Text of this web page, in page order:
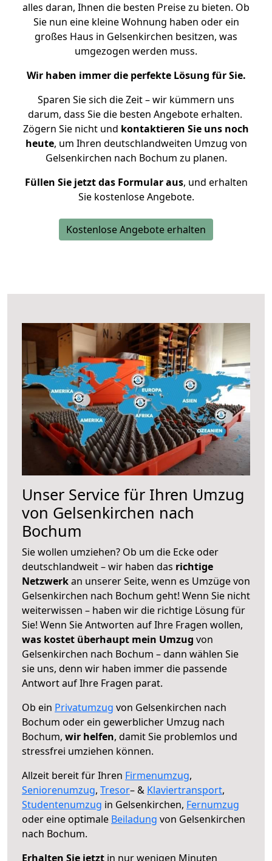
alles daran, Ihnen die besten Preise zu bieten. Ob
Sie nun eine kleine Wohnung haben oder ein
großes Haus in Gelsenkirchen besitzen, was
umgezogen werden muss.
Wir haben immer die perfekte Lösung für Sie.
Sparen Sie sich die Zeit – wir kümmern uns
darum, dass Sie die besten Angebote erhalten.
Zögern Sie nicht und kontaktieren Sie uns noch
heute, um Ihren deutschlandweiten Umzug von
Gelsenkirchen nach Bochum zu planen.
Füllen Sie jetzt das Formular aus, und erhalten
Sie kostenlose Angebote.
Kostenlose Angebote erhalten
Unser Service für Ihren Umzug
von Gelsenkirchen nach
Bochum
Sie wollen umziehen? Ob um die Ecke oder
deutschlandweit – wir haben das richtige
Netzwerkan unserer Seite, wenn es Umzüge von
Gelsenkirchen nach Bochum geht! Wenn Sie nicht
weiterwissen – haben wir die richtige Lösung für
Sie! Wenn Sie Antworten auf Ihre Fragen wollen,
was kostet überhaupt mein Umzug von
Gelsenkirchen nach Bochum – dann wählen Sie
sie uns, denn wir haben immer die passende
Antwort auf Ihre Fragen parat.
Ob ein Privatumzug von Gelsenkirchen nach
Bochum oder ein gewerblicher Umzug nach
Bochum, wir helfen, damit Sie problemlos und
stressfrei umziehen können.
Allzeit bereit für Ihren Firmenumzug,
Seniorenumzug, Tresor– & Klaviertransport,
Studentenumzug in Gelsenkirchen, Fernumzug
oder eine optimale Beiladung von Gelsenkirchen
nach Bochum.
Erhalten Sie jetzt in nur wenigen Minuten